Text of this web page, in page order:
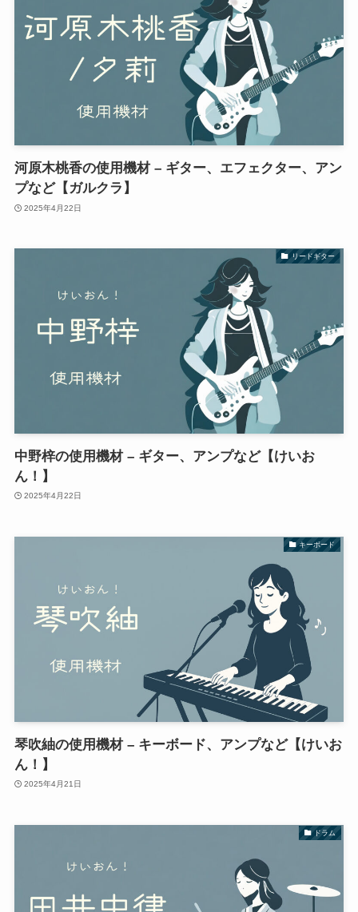
河原木桃香の使用機材 – ギター、エフェクター、アン
プなど【ガルクラ】
2025年4月22日
リードギター
中野梓の使用機材 – ギター、アンプなど【けいお
ん！】
2025年4月22日
キーボード
琴吹紬の使用機材 – キーボード、アンプなど【けいお
ん！】
2025年4月21日
ドラム